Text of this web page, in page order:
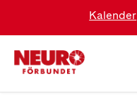
Kalender